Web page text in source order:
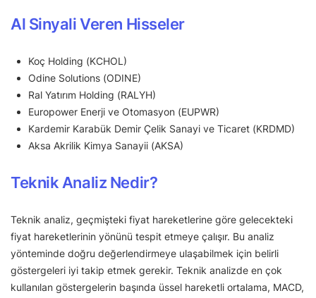
Al Sinyali Veren Hisseler
Koç Holding (KCHOL)
Odine Solutions (ODINE)
Ral Yatırım Holding (RALYH)
Europower Enerji ve Otomasyon (EUPWR)
Kardemir Karabük Demir Çelik Sanayi ve Ticaret (KRDMD)
Aksa Akrilik Kimya Sanayii (AKSA)
Teknik Analiz Nedir?
Teknik analiz, geçmişteki fiyat hareketlerine göre gelecekteki
fiyat hareketlerinin yönünü tespit etmeye çalışır. Bu analiz
yönteminde doğru değerlendirmeye ulaşabilmek için belirli
göstergeleri iyi takip etmek gerekir. Teknik analizde en çok
kullanılan göstergelerin başında üssel hareketli ortalama, MACD,